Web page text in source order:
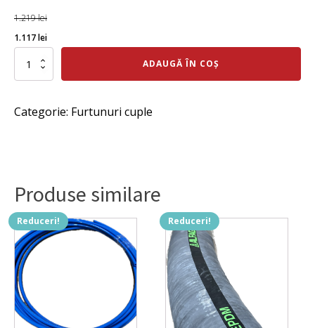
1.219lei
Prețul
inițial
a
1.219 lei.
1.117leiPrețul
este:
Cantitate
680AA,
27
100
D,
rola
30m.
ADAUGĂ ÎN COȘ
Categorie: Furtunuri cuple
Produse similare
Reduceri! Reduceri!